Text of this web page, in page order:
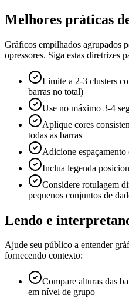
Melhores práticas
Gráficos empilhados agrupados
opressores. Siga estas diretrizes
Limite a 2-3 clusters
barras no total)
Use no máximo 3-4
Aplique cores
todas as barras
Adicione espaçamento
Inclua legenda
Considere rotulagem
pequenos conjuntos de
Lendo e
Ajude seu público a entender
fornecendo contexto:
Compare alturas das
em nível de grupo